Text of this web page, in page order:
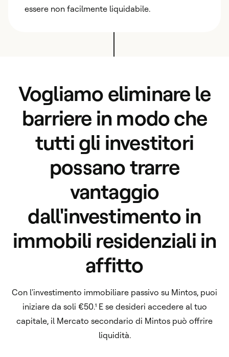
essere non facilmente liquidabile.
Vogliamo eliminare le
barriere in modo che
tutti gli investitori
possano trarre
vantaggio
dall'investimento in
immobili residenziali in
affitto
Con l'investimento immobiliare passivo su Mintos, puoi
iniziare da soli €50.¹ E se desideri accedere al tuo
capitale, il Mercato secondario di Mintos può offrire
liquidità.